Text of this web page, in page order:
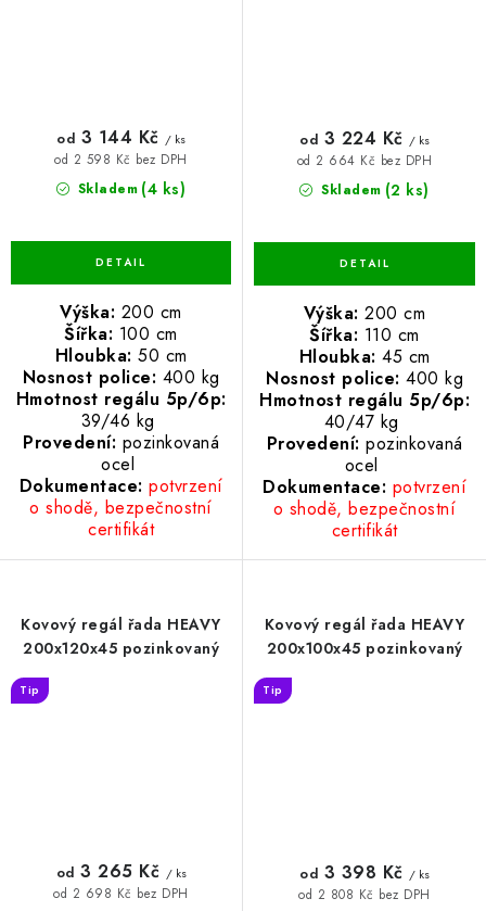
Skladem (4 ks)
od 2 598 Kč bez DPH
od 3 144 Kč / ks
Výška: 200 cm
Šířka: 100 cm
Hloubka: 50 cm
Nosnost police: 400 kg
Hmotnost regálu 5p/6p:
39/46 kg
Provedení: pozinkovaná
ocel
Dokumentace: potvrzení
o shodě, bezpečnostní
certifikát
Skladem (2 ks)
od 2 664 Kč bez DPH
od 3 224 Kč / ks
Výška: 200 cm
Šířka: 110 cm
Hloubka: 45 cm
Nosnost police: 400 kg
Hmotnost regálu 5p/6p:
40/47 kg
Provedení: pozinkovaná
ocel
Dokumentace: potvrzení
o shodě, bezpečnostní
certifikát
Kovový regál řada HEAVY
200x120x45 pozinkovaný
Tip
od 2 698 Kč bez DPH
od 3 265 Kč / ks
Kovový regál řada HEAVY
200x100x45 pozinkovaný
Tip
od 2 808 Kč bez DPH
od 3 398 Kč / ks